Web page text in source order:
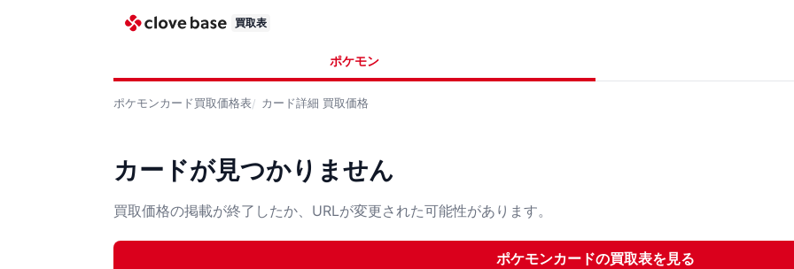
買取表
ポケモン
ポケモンカード買取価格表 カード詳細 買取価格
カードが見つかりません
買取価格の掲載が終了したか、URLが変更された可能性があります。
ポケモンカードの買取表を見る